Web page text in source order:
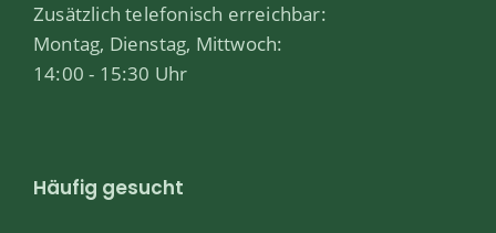
Zusätzlich telefonisch erreichbar:
Montag, Dienstag, Mittwoch:
14:00 - 15:30 Uhr
Häufig gesucht